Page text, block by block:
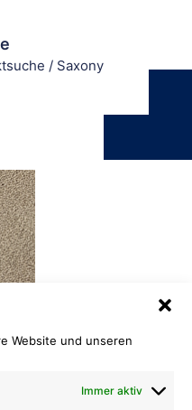
Website und unseren
Immer aktiv
/ Saxony